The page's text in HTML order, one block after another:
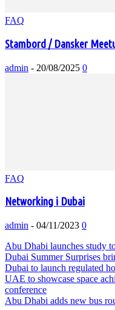
FAQ
Stambord / Dansker
admin - 20/08/2025 0
FAQ
Networking i Dubai
admin - 04/11/2023 0
Abu Dhabi launches study
Dubai Summer Surprises
Dubai to launch regulated
UAE to showcase space
conference
Abu Dhabi adds new bus